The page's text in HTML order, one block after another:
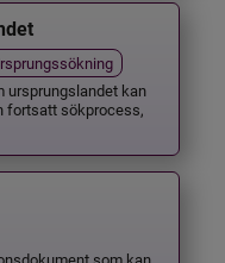
ursprungslandet kan
fortsatt sökprocess,